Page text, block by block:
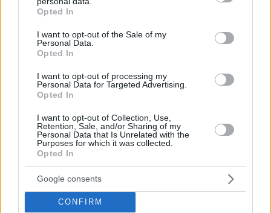
grant or deny consent to Google and its third-party tags to
use your data for below specified purposes in below Google
consent section.
Opted In
I want to opt-out of the Sale of my
Personal Data.
Opted In
I want to opt-out of processing my
Personal Data for Targeted Advertising.
Opted In
I want to opt-out of Collection, Use,
Retention, Sale, and/or Sharing of my
Personal Data that Is Unrelated with the
Purposes for which it was collected.
Opted In
Google consents
CONFIRM